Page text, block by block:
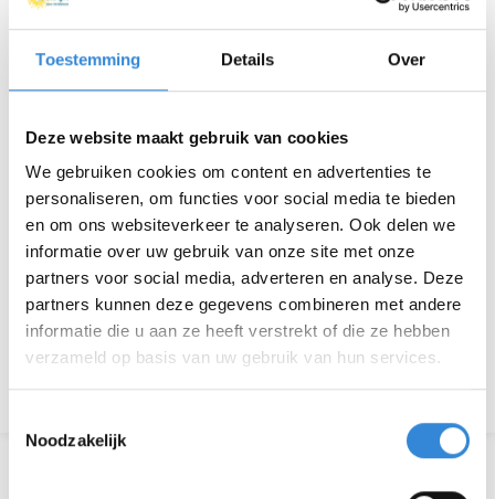
Toestemming Details Over
Deze website maakt gebruik van cookies
We gebruiken cookies om content en advertenties te
personaliseren, om functies voor social media te bieden
en om ons websiteverkeer te analyseren. Ook delen we
informatie over uw gebruik van onze site met onze
partners voor social media, adverteren en analyse. Deze
partners kunnen deze gegevens combineren met andere
informatie die u aan ze heeft verstrekt of die ze hebben
verzameld op basis van uw gebruik van hun services.
Noodzakelijk
Tijd
Locatie
de Riet, Almelo
Kosten
Geen
Deelnemers
13 van 50
Aanmelden is niet meer mogelijk.
Terug naar het overzicht